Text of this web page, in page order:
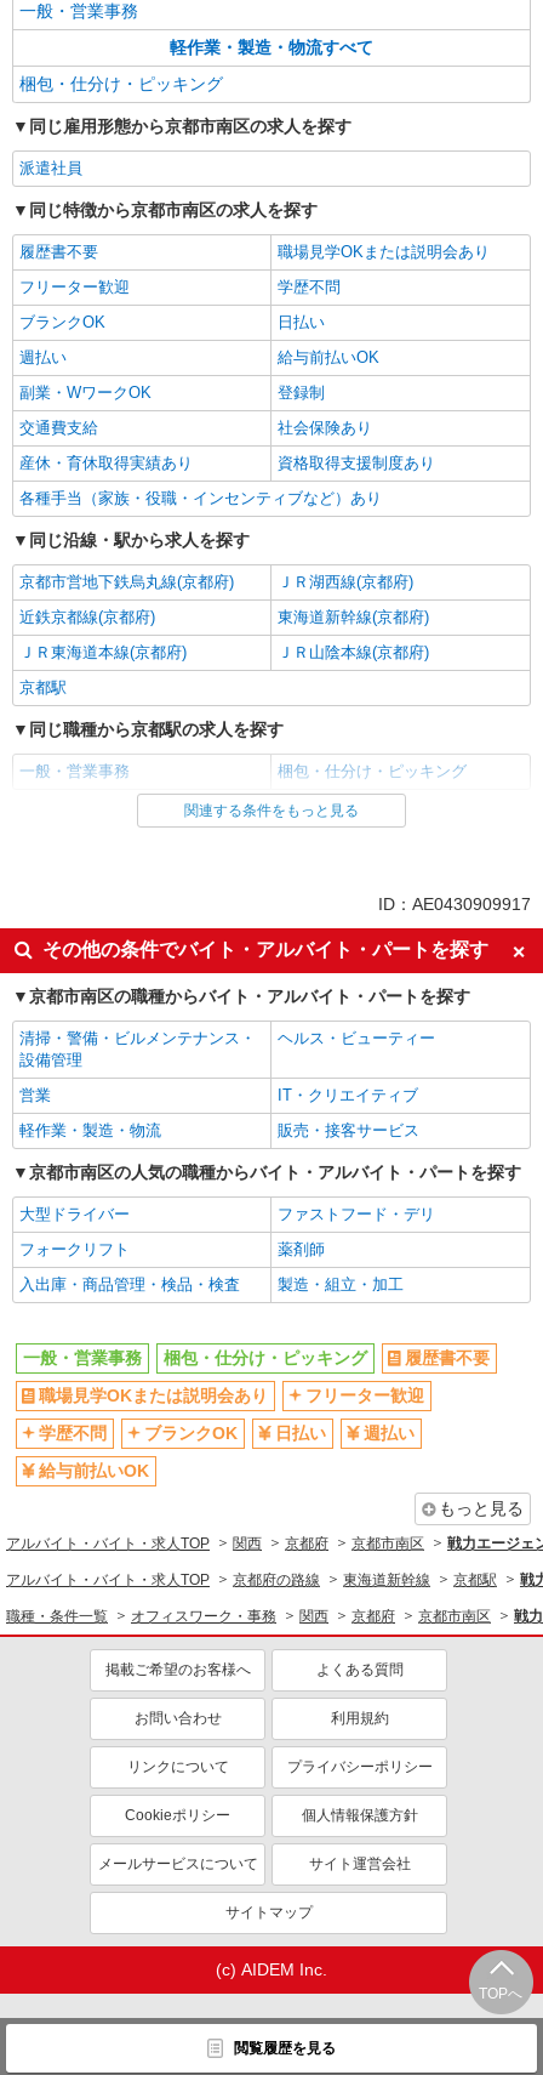
一般・営業事務
軽作業・製造・物流すべて
梱包・仕分け・ピッキング
同じ雇用形態から京都市南区の求人を探す
派遣社員
同じ特徴から京都市南区の求人を探す
履歴書不要
職場見学OKまたは説明会あり
フリーター歓迎
学歴不問
ブランクOK
日払い
週払い
給与前払いOK
副業・WワークOK
登録制
交通費支給
社会保険あり
産休・育休取得実績あり
資格取得支援制度あり
各種手当（家族・役職・インセンティブなど）あり
同じ沿線・駅から求人を探す
京都市営地下鉄烏丸線(京都府)
ＪＲ湖西線(京都府)
近鉄京都線(京都府)
東海道新幹線(京都府)
ＪＲ東海道本線(京都府)
ＪＲ山陰本線(京都府)
京都駅
同じ職種から京都駅の求人を探す
一般・営業事務 梱包・仕分け・ピッキング
同じ雇用形態から京都駅の求人を探す
履歴書不要
職場見学OKまたは説明会あり
フリーター歓迎
学歴不問
ブランクOK
日払い
週払い
給与前払いOK
副業・WワークOK
登録制
交通費支給
社会保険あり
産休・育休取得実績あり
資格取得支援制度あり
各種手当（家族・役職・インセンティブなど）あり
同じ職種から求人を探す
オフィスワーク・事務
一般・営業事務
軽作業・製造・物流
梱包・仕分け・ピッキング
同じ特徴から求人を探す
日払い
産休・育休取得実績あり
関連する条件をもっと見る
ID：AE0430909917
その他の条件でバイト・アルバイト・パートを探す
京都市南区の職種からバイト・アルバイト・パートを探す
清掃・警備・ビルメンテナンス・
設備管理
ヘルス・ビューティー
営業
IT・クリエイティブ
軽作業・製造・物流
販売・接客サービス
京都市南区の人気の職種からバイト・アルバイト・パートを探す
大型ドライバー
ファストフード・デリ
フォークリフト
薬剤師
入出庫・商品管理・検品・検査
製造・組立・加工
TOPへ
閲覧履歴を見る
一般・営業事務 梱包・仕分け・ピッキング
履歴書不要
職場見学OKまたは説明会あり
フリーター歓迎
学歴不問
ブランクOK 日払い
週払い
給与前払いOK
もっと見る
アルバイト・バイト・求人TOP 関西 京都府 京都市南区 戦力エージェ
アルバイト・バイト・求人TOP 京都府の路線 東海道新幹線 京都駅 戦
職種・条件一覧 オフィスワーク・事務 関西 京都府 京都市南区 戦
掲載ご希望のお客様へ よくある質問
お問い合わせ 利用規約
リンクについて プライバシーポリシー
Cookieポリシー 個人情報保護方針
メールサービスについて サイト運営会社
サイトマップ
(c) AIDEM Inc.